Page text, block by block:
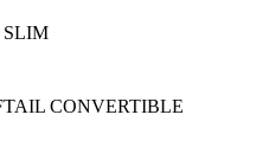
SLIM
CONVERTIBLE